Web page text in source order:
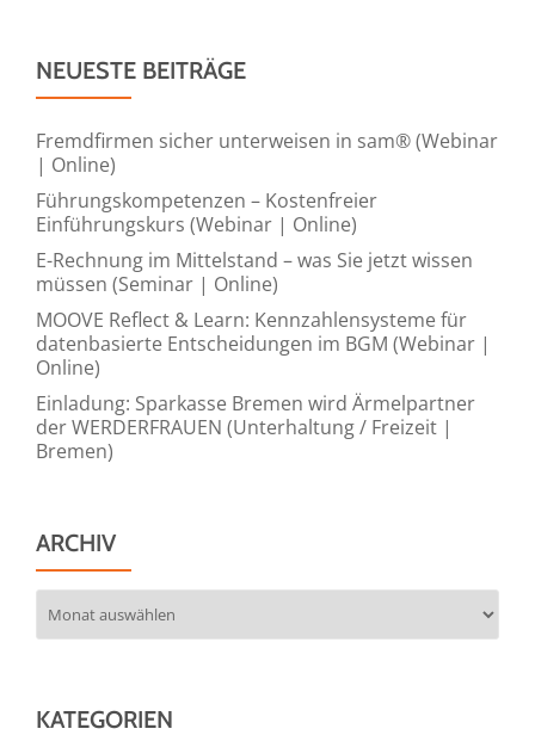
NEUESTE BEITRÄGE
Fremdfirmen sicher unterweisen in sam® (Webinar
| Online)
Führungskompetenzen – Kostenfreier
Einführungskurs (Webinar | Online)
E-Rechnung im Mittelstand – was Sie jetzt wissen
müssen (Seminar | Online)
MOOVE Reflect & Learn: Kennzahlensysteme für
datenbasierte Entscheidungen im BGM (Webinar |
Online)
Einladung: Sparkasse Bremen wird Ärmelpartner
der WERDERFRAUEN (Unterhaltung / Freizeit |
Bremen)
ARCHIV
KATEGORIEN